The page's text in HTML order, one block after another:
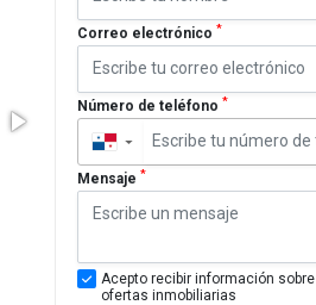
Correo electrónico *
Número de teléfono *
▼
Mensaje *
Acepto recibir información sobre
ofertas inmobiliarias